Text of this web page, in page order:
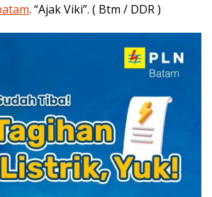
. “Ajak Viki”. ( Btm / DDR )